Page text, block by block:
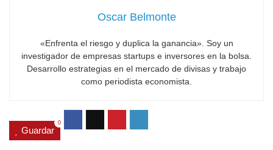
Oscar Belmonte
«Enfrenta el riesgo y duplica la ganancia». Soy un
investigador de empresas startups e inversores en la bolsa.
Desarrollo estrategias en el mercado de divisas y trabajo
como periodista economista.
Guardar
0